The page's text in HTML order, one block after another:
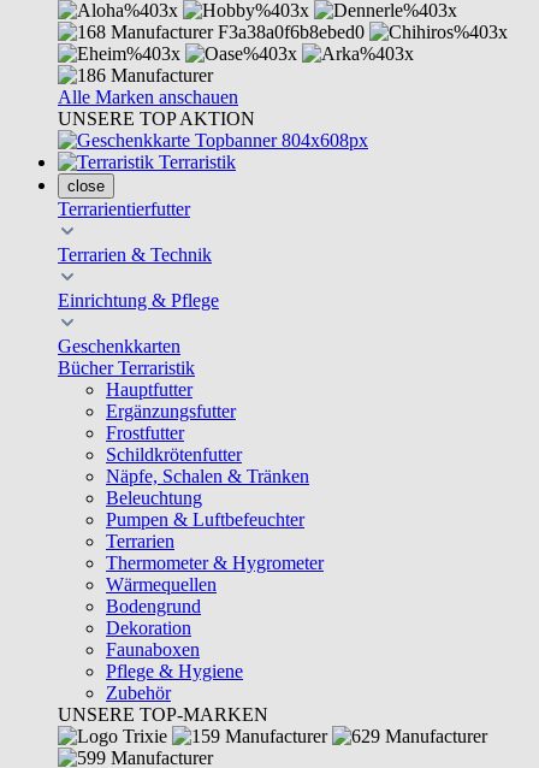
Alle Marken anschauen
UNSERE TOP AKTION
Terraristik
close
Terrarientierfutter
Terrarien & Technik
Einrichtung & Pflege
Geschenkkarten
Bücher Terraristik
Hauptfutter
Ergänzungsfutter
Frostfutter
Schildkrötenfutter
Näpfe, Schalen & Tränken
Beleuchtung
Pumpen & Luftbefeuchter
Terrarien
Thermometer & Hygrometer
Wärmequellen
Bodengrund
Dekoration
Faunaboxen
Pflege & Hygiene
Zubehör
UNSERE TOP-MARKEN